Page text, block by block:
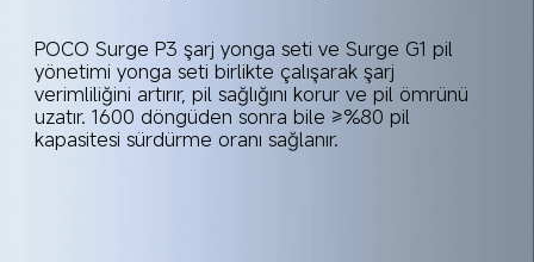
POCO Surge P3 şarj yonga seti ve Surge G1 pil
yönetimi yonga seti birlikte çalışarak şarj
verimliliğini artırır, pil sağlığını korur ve pil ömrünü
uzatır. 1600 döngüden sonra bile ≥%80 pil
kapasitesi sürdürme oranı sağlanır.